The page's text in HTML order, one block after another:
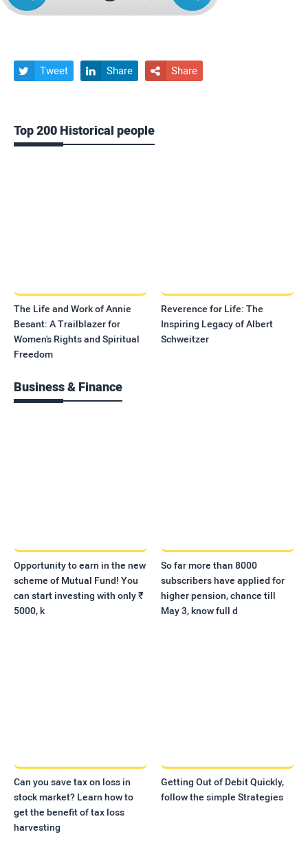
 Tweet  Share  Share
Top 200 Historical people
The Life and Work of Annie
Besant: A Trailblazer for
Women's Rights and Spiritual
Freedom
Reverence for Life: The
Inspiring Legacy of Albert
Schweitzer
Business & Finance
Opportunity to earn in the new
scheme of Mutual Fund! You
can start investing with only ₹
5000, k
So far more than 8000
subscribers have applied for
higher pension, chance till
May 3, know full d
Can you save tax on loss in
stock market? Learn how to
get the benefit of tax loss
harvesting
Getting Out of Debit Quickly,
follow the simple Strategies